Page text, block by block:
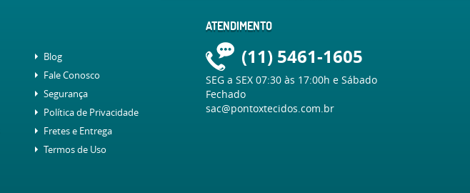
Blog
Fale Conosco
Segurança
Política de Privacidade
Fretes e Entrega
Termos de Uso
ATENDIMENTO
(11) 5461-1605
SEG a SEX 07:30 às 17:00h e Sábado
Fechado
sac@pontoxtecidos.com.br